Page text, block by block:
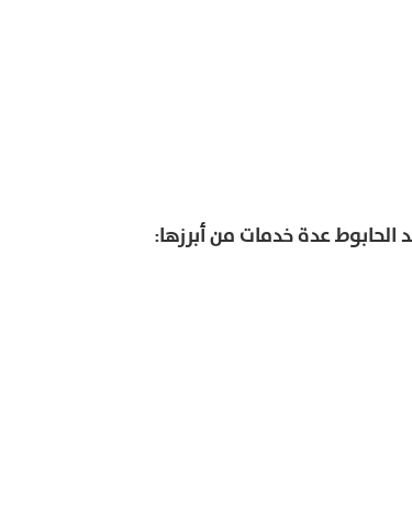
الحابوط عدة خدمات من أبرزها: